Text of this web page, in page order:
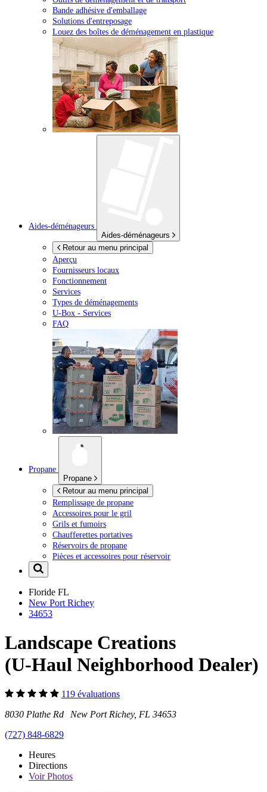
Bande adhésive d'emballage
Solutions d'entreposage
Louez des boîtes de déménagement en plastique
Aides-déménageurs
Aides-déménageurs
Retour au menu principal
Aperçu
Fournisseurs locaux
Fonctionnement
Services
Types de déménagements
U-Box - Services
FAQ
Propane
Propane
Retour au menu principal
Remplissage de propane
Accessoires pour le gril
Grils et fumoirs
Chaufferettes portatives
Réservoirs de propane
Pièces et accessoires pour réservoir
Floride FL
New Port Richey
34653
Landscape Creations
(U-Haul Neighborhood Dealer)
119 évaluations
8030 Plathe Rd New Port Richey, FL 34653
(727) 848-6829
Heures
Directions
VoirPhotos